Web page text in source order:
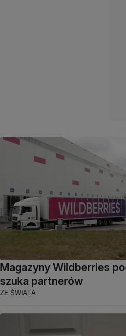
Magazyny Wildberries
szuka partnerów
ZE ŚWIATA